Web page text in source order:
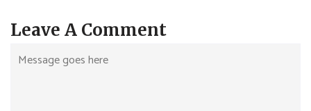
Leave A Comment